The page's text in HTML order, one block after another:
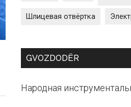
Шлицевая отвёртка
GVOZDODЁR
Народная